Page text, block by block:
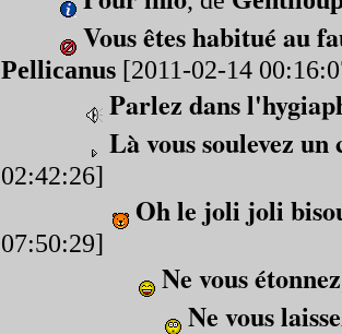
Vous êtes habitué au
Pellicanus[2011-02-14
Parlez dans
Là vous soulevez
02:42:26]
Oh le joli joli
07:50:29]
Ne vous étonnez
Ne vous